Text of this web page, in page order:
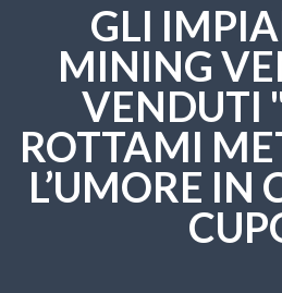
GLI
MINING
VENDUTI
ROTTAMI
L’UMORE IN